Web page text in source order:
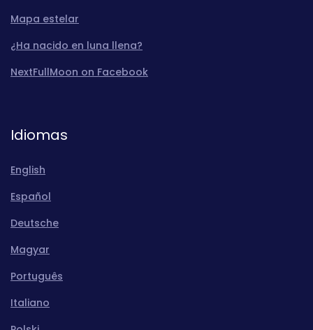
Mapa estelar
¿Ha nacido en luna llena?
NextFullMoon on Facebook
Idiomas
English
Español
Deutsche
Magyar
Português
Italiano